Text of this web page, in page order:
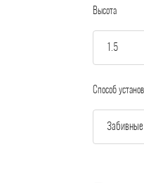
Высота
Способ